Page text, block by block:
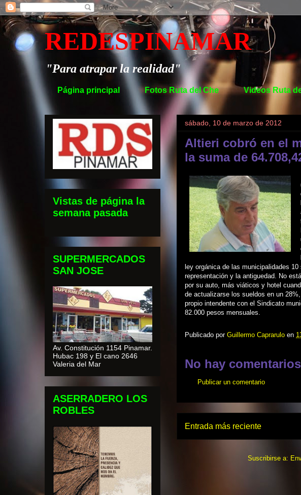
REDESPINAMAR
"Para atrapar la realidad"
Página principal Fotos Ruta del Che Videos Ruta
sábado, 10 de marzo de 2012
Altieri cobró en el
la suma de
ley orgánica de las municipalidades
representación y la antiguedad. No
por su auto, más viáticos y hotel
de actualizarse los sueldos en un
propio intendente con el Sindicato
82.000 pesos mensuales.
Publicado por Guillermo Caprarulo en
No hay
Publicar un comentario
Entrada más reciente
Suscribirse a:
Vistas de página la
semana pasada
SUPERMERCADOS
SAN JOSE
Av. Constitución 1154 Pinamar.
Hubac 198 y El cano 2646
Valeria del Mar
ASERRADERO LOS
ROBLES